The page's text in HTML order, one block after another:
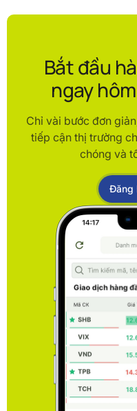
Bắt đầu
ngay
Chỉ vài bước đơn
tiếp cận thị trường
chóng và
Đăng